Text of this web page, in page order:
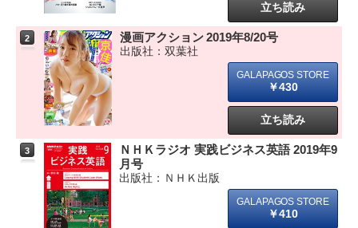
立ち読み
2 漫画アクション 2019年8/20号
出版社：双葉社
￥430
立ち読み
3
ＮＨＫラジオ 実践ビジネス英語 2019年9
月号
出版社：ＮＨＫ出版
￥410